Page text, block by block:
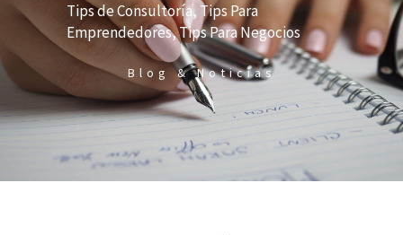
Tips de Consultoría, Tips Para
Emprendedores,Tips Para Negocios
Blog & Noticias